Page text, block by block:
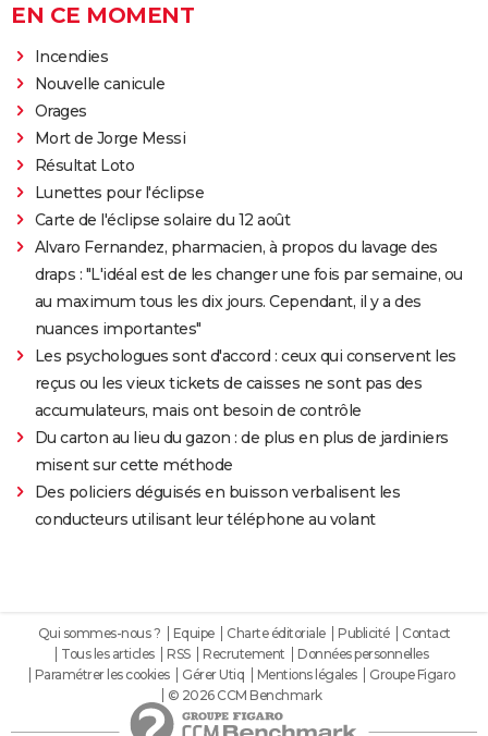
EN CE MOMENT
Incendies
Nouvelle canicule
Orages
Mort de Jorge Messi
Résultat Loto
Lunettes pour l'éclipse
Carte de l'éclipse solaire du 12 août
Alvaro Fernandez, pharmacien, à propos du lavage des
draps : "L'idéal est de les changer une fois par semaine, ou
au maximum tous les dix jours. Cependant, il y a des
nuances importantes"
Les psychologues sont d'accord : ceux qui conservent les
reçus ou les vieux tickets de caisses ne sont pas des
accumulateurs, mais ont besoin de contrôle
Du carton au lieu du gazon : de plus en plus de jardiniers
misent sur cette méthode
Des policiers déguisés en buisson verbalisent les
conducteurs utilisant leur téléphone au volant
Qui sommes-nous ? Equipe Charte éditoriale Publicité
Contact
Tous les articles
RSS Recrutement
Données personnelles
Paramétrer les cookies
Gérer Utiq Mentions légales
Groupe Figaro
© 2026 CCM Benchmark